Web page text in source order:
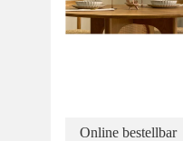
Online bestellbar